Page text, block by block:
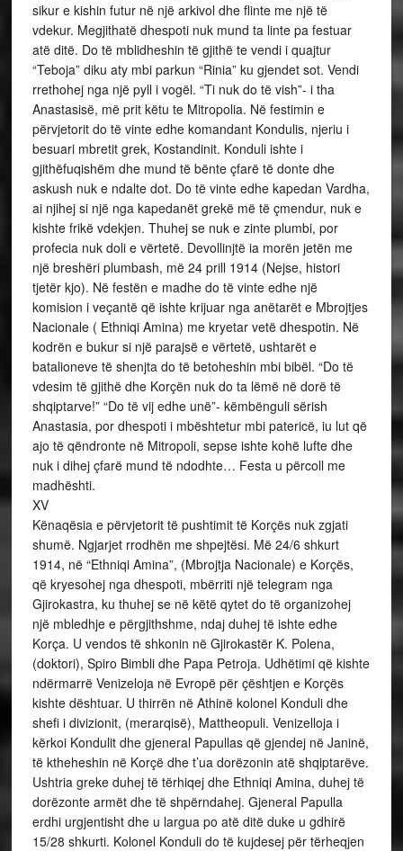
sikur e kishin futur në një arkivol dhe flinte me një të
vdekur. Megjithatë dhespoti nuk mund ta linte pa festuar
atë ditë. Do të mblidheshin të gjithë te vendi i quajtur
“Teboja” diku aty mbi parkun “Rinia” ku gjendet sot. Vendi
rrethohej nga një pyll i vogël. “Ti nuk do të vish”- i tha
Anastasisë, më prit këtu te Mitropolia. Në festimin e
përvjetorit do të vinte edhe komandant Kondulis, njeriu i
besuari mbretit grek, Kostandinit. Konduli ishte i
gjithëfuqishëm dhe mund të bënte çfarë të donte dhe
askush nuk e ndalte dot. Do të vinte edhe kapedan Vardha,
ai njihej si një nga kapedanët grekë më të çmendur, nuk e
kishte frikë vdekjen. Thuhej se nuk e zinte plumbi, por
profecia nuk doli e vërtetë. Devollinjtë ia morën jetën me
një breshëri plumbash, më 24 prill 1914 (Nejse, histori
tjetër kjo). Në festën e madhe do të vinte edhe një
komision i veçantë që ishte krijuar nga anëtarët e Mbrojtjes
Nacionale ( Ethniqi Amina) me kryetar vetë dhespotin. Në
kodrën e bukur si një parajsë e vërtetë, ushtarët e
batalioneve të shenjta do të betoheshin mbi bibël. “Do të
vdesim të gjithë dhe Korçën nuk do ta lëmë në dorë të
shqiptarve!” “Do të vij edhe unë”- këmbënguli sërish
Anastasia, por dhespoti i mbështetur mbi patericë, iu lut që
ajo të qëndronte në Mitropoli, sepse ishte kohë lufte dhe
nuk i dihej çfarë mund të ndodhte… Festa u përcoll me
madhështi.
XV
Kënaqësia e përvjetorit të pushtimit të Korçës nuk zgjati
shumë. Ngjarjet rrodhën me shpejtësi. Më 24/6 shkurt
1914, në “Ethniqi Amina”, (Mbrojtja Nacionale) e Korçës,
që kryesohej nga dhespoti, mbërriti një telegram nga
Gjirokastra, ku thuhej se në këtë qytet do të organizohej
një mbledhje e përgjithshme, ndaj duhej të ishte edhe
Korça. U vendos të shkonin në Gjirokastër K. Polena,
(doktori), Spiro Bimbli dhe Papa Petroja. Udhëtimi që kishte
ndërmarrë Venizeloja në Evropë për çështjen e Korçës
kishte dështuar. U thirrën në Athinë kolonel Konduli dhe
shefi i divizionit, (merarqisë), Mattheopuli. Venizelloja i
kërkoi Kondulit dhe gjeneral Papullas që gjendej në Janinë,
të ktheheshin në Korçë dhe t’ua dorëzonin atë shqiptarëve.
Ushtria greke duhej të tërhiqej dhe Ethniqi Amina, duhej të
dorëzonte armët dhe të shpërndahej. Gjeneral Papulla
erdhi urgjentisht dhe u largua po atë ditë duke u gdhirë
15/28 shkurti. Kolonel Konduli do të kujdesej për tërheqjen